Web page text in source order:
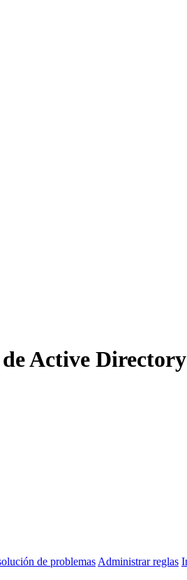
Active Directory
de problemas Administrar reglas